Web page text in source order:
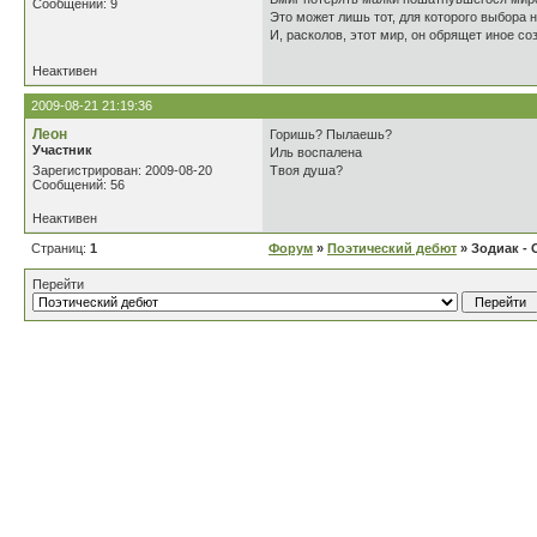
Сообщений: 9
Это может лишь тот, для которого выбора
И, расколов, этот мир, он обрящет иное
Неактивен
2009-08-21 21:19:36
Леон
Участник
Зарегистрирован: 2009-08-20
Сообщений: 56
Горишь? Пылаешь?
Иль воспалена
Твоя душа?
Неактивен
Страниц: 1 Форум » Поэтический дебют » Зодиак -
Перейти